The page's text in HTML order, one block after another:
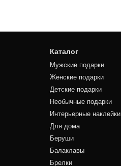
Каталог
Мужские подарки
Женские подарки
Детские подарки
Необычные подарки
Интерьерные наклейки
Для дома
Беруши
Балаклавы
Брелки